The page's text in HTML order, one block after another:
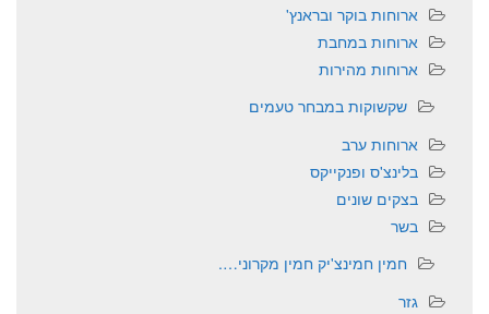
ארוחות בוקר ובראנץ'
ארוחות במחבת
ארוחות מהירות
שקשוקות במבחר טעמים
ארוחות ערב
בלינצ'ס ופנקייקס
בצקים שונים
בשר
חמין חמינצ'יק חמין מקרוני….
גזר